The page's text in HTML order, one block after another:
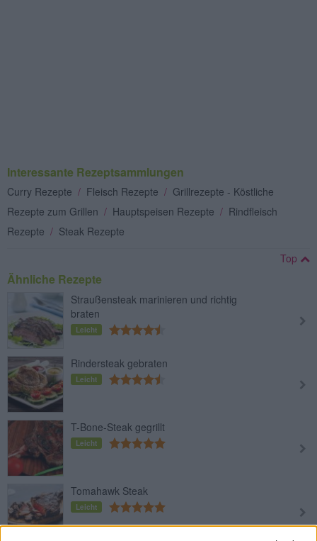
Interessante Rezeptsammlungen
Curry Rezepte / Fleisch Rezepte / Grillrezepte - Köstliche
Rezepte zum Grillen / Hauptspeisen Rezepte / Rindfleisch
Rezepte / Steak Rezepte
Top
Ähnliche Rezepte
Straußensteak marinieren und richtig
braten
Leicht
Rindersteak gebraten
Leicht
T-Bone-Steak gegrillt
Leicht
Tomahawk Steak
Leicht